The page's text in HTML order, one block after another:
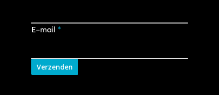
E-mail *
Verzenden